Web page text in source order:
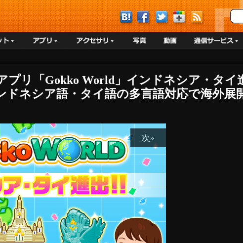
プリ「Gokko World」インドネシア・タイ
ドネシア語・タイ語の多言語対応で海外展
次»